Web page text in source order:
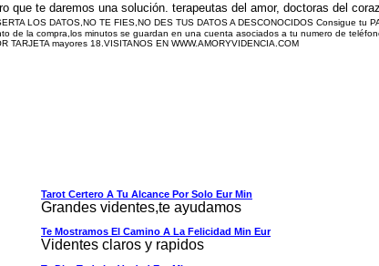
que te daremos una solución. terapeutas del amor, doctoras del
LOS DATOS,NO TE FIES,NO DES TUS DATOS A DESCONOCIDOS Consigue
de la compra,los minutos se guardan en una cuenta asociados a tu numero de
TARJETA mayores 18. VISITANOS EN WWW.AMORYVIDENCIA.COM
Tarot Certero A Tu Alcance Por Solo Eur Min
Grandes videntes,te ayudamos
Te Mostramos El Camino A La Felicidad Min Eur
Videntes claros y rapidos